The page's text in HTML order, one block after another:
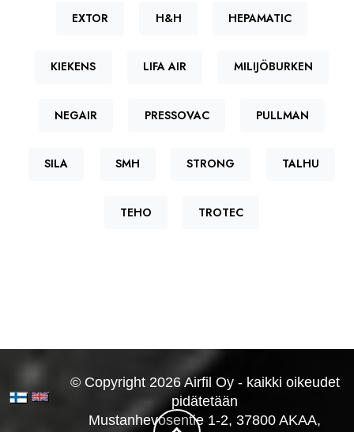
EXTOR H&H HEPAMATIC
KIEKENS LIFA AIR MILIJÖBURKEN
NEGAIR PRESSOVAC PULLMAN
SILA SMH STRONG TALHU
TEHO TROTEC
© Copyright 2026 Airfil Oy - kaikki oikeudet
pidätetään
Mustanhevosentie 1-2, 37800 AKAA,